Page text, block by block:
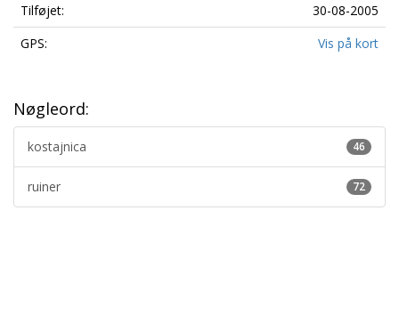
Tilføjet:
30-08-2005
GPS:
Vis på kort
Nøgleord:
46
kostajnica
72
ruiner